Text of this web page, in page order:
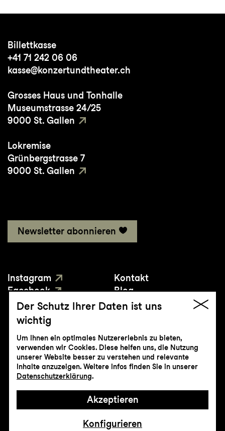
Billettkasse
+41 71 242 06 06
kasse@konzertundtheater.ch
Grosses Haus und Tonhalle
Museumstrasse 24/25
9000 St. Gallen
Lokremise
Grünbergstrasse 7
9000 St. Gallen
Newsletter abonnieren
Instagram
Facebook
YouTube
Kontakt
Blog
Presse
© Genossenschaft Konzert und Theater
St.Gallen
Impressum
Datenschutz AGB Intranet
Der Schutz Ihrer Daten ist uns
wichtig
Um Ihnen ein optimales Nutzererlebnis zu bieten,
verwenden wir Cookies. Diese helfen uns, die Nutzung
unserer Website besser zu verstehen und relevante
Inhalte anzuzeigen. Weitere Infos finden Sie in unserer
Datenschutzerklärung.
Akzeptieren
Konfigurieren